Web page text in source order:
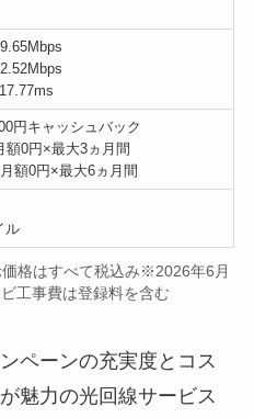
円キャッシュバック
額0円×最大3ヵ月間
額0円×最大6ヵ月間
ル
格はすべて税込み※2026年6月
工事費は登録料を含む
ペーンの充実度とコス
魅力の光回線サービス